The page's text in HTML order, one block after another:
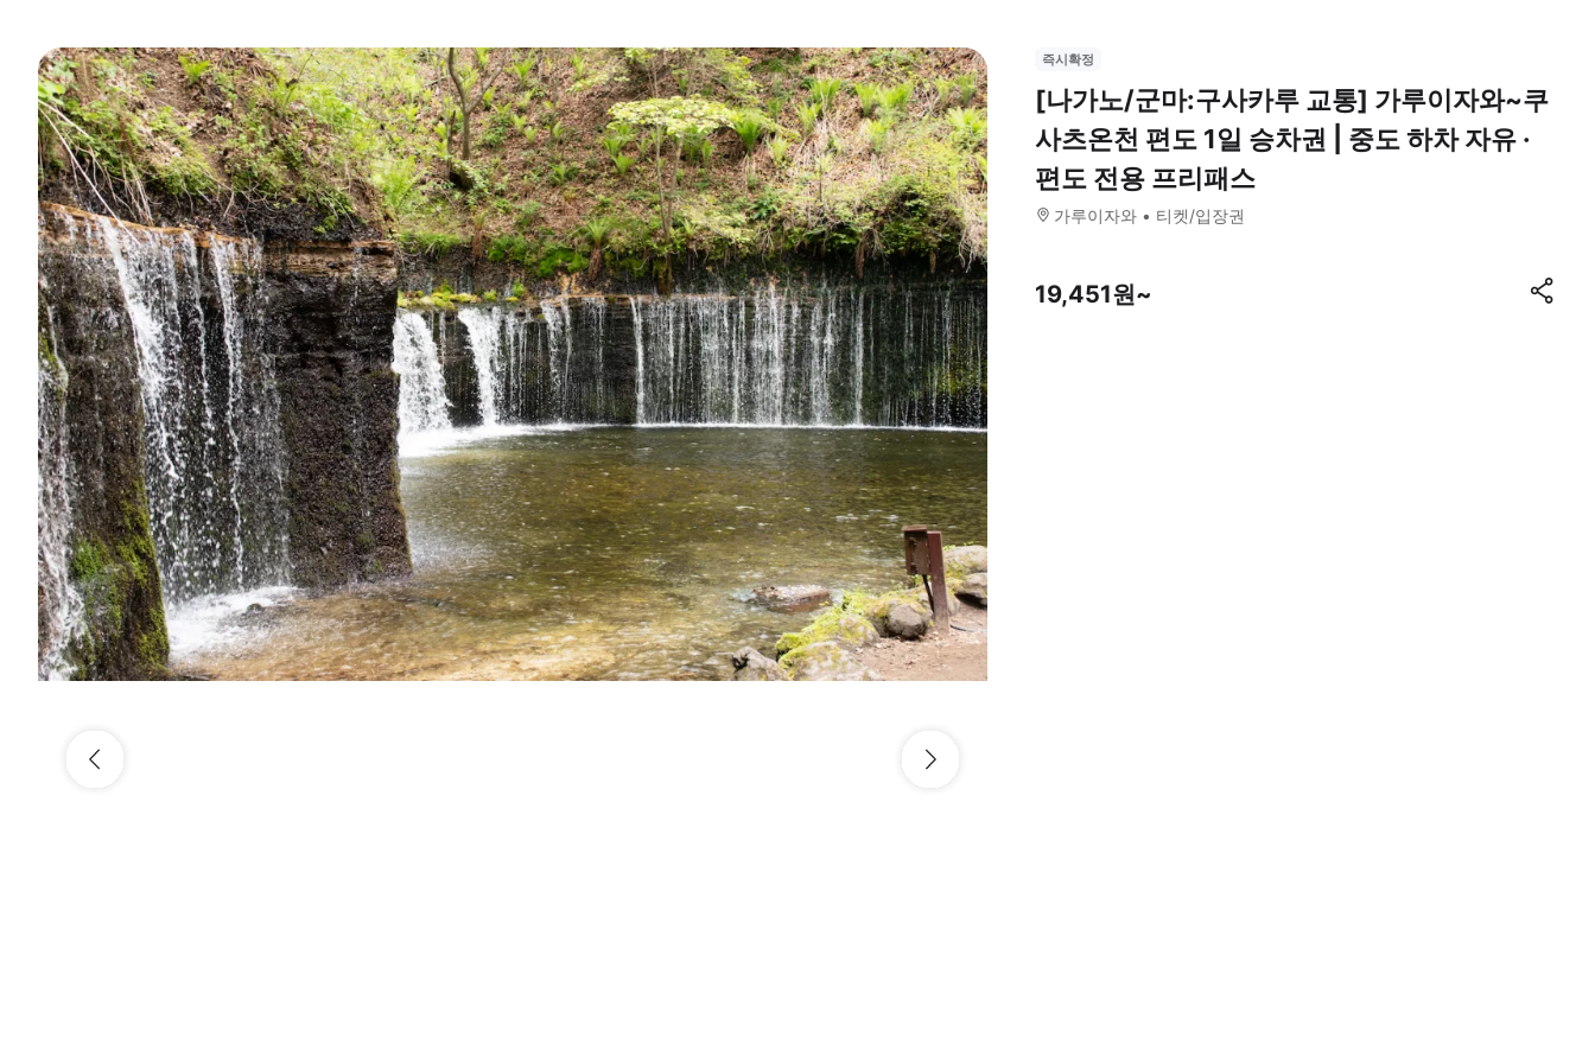
즉시확정
[나가노/군마:구사카루 교통] 가루이자와~쿠
사츠온천 편도 1일 승차권 | 중도 하차 자유 ·
편도 전용 프리패스
가루이자와 티켓/입장권
19,451원~